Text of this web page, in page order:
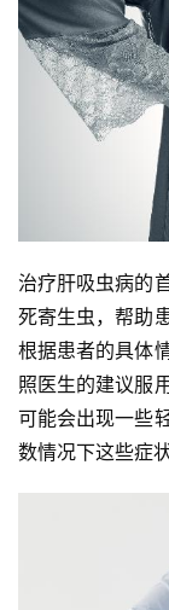
治疗肝吸虫病的
死寄生虫，帮助
根据患者的具体
照医生的建议服
可能会出现一些
数情况下这些症